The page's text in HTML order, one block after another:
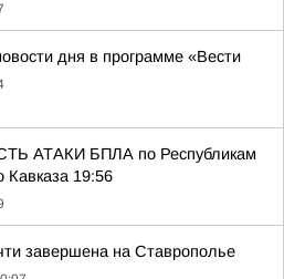
дня в программе «Вести
АТАКИ БПЛА по Республикам
Кавказа 19:56
завершена на Ставрополье